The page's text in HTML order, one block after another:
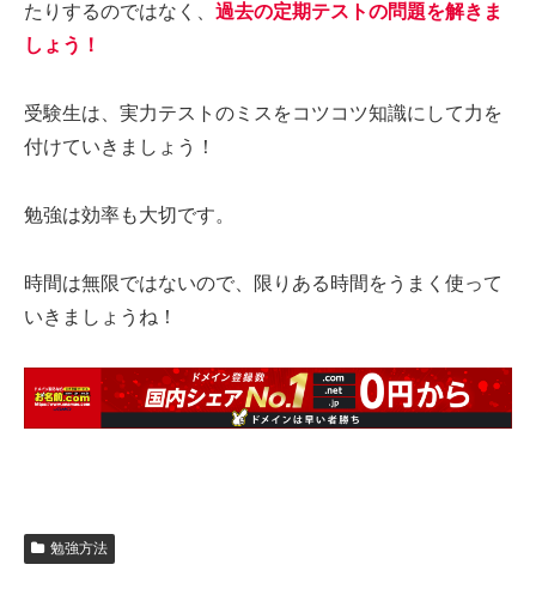
たりするのではなく、 過去の定期テストの問題を解きま
しょう！
受験生は、実力テストのミスをコツコツ知識にして力を
付けていきましょう！
勉強は効率も大切です。
時間は無限ではないので、限りある時間をうまく使って
いきましょうね！
勉強方法